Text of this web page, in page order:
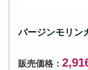
バージンモリン
販売価格：